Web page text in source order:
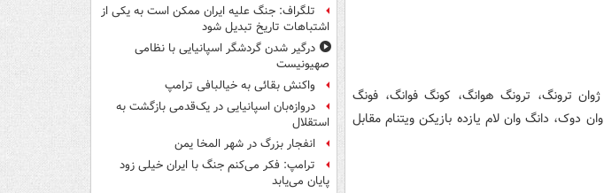
ژوان ترونگ، ترونگ هوانگ، کونگ فوانگ، فونگ
وان دوک، دانگ وان لام یازده بازیکن ویتنام مقابل
تلگراف: جنگ علیه ایران ممکن است به یکی از
اشتباهات تاریخ تبدیل شود
درگیر شدن گردشگر اسپانیایی با نظامی
صهیونیست
واکنش بقائی به خیالبافی ترامپ
دروازه‌بان اسپانیایی در یک‌قدمی بازگشت به
استقلال
انفجار بزرگ در شهر المخا یمن
ترامپ: فکر می‌کنم جنگ با ایران خیلی زود
پایان می‌یابد